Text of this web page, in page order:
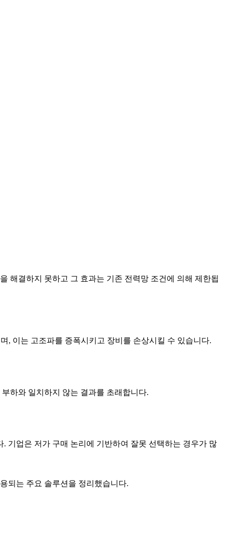
해결하지 못하고 그 효과는 기존 전력망 조건에 의해 제한됩
, 이는 고조파를 증폭시키고 장비를 손상시킬 수 있습니다.
하와 일치하지 않는 결과를 초래합니다.
기업은 저가 구매 논리에 기반하여 잘못 선택하는 경우가 많
되는 주요 솔루션을 정리했습니다.